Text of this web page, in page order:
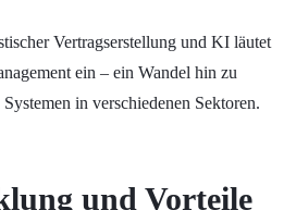
Vertragserstellung und KI läutet
ein – ein Wandel hin zu
in verschiedenen Sektoren.
und Vorteile